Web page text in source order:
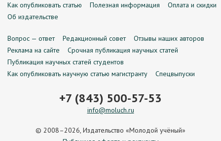
Как опубликовать статью
Полезная информация
Оплата и скидки
Об издательстве
Вопрос — ответ Редакционный совет
Отзывы наших авторов
Реклама на сайте
Срочная публикация научных статей
Публикация научных статей студентов
Как опубликовать научную статью магистранту
Спецвыпуски
+7 (843) 500-57-53
info@moluch.ru
© 2008–2026, Издательство «Молодой учёный»